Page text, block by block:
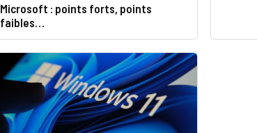
Microsoft : points forts, points
faibles…